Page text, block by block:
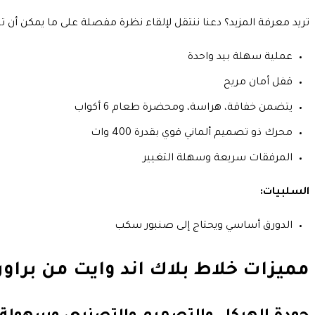
تريد معرفة المزيد؟ دعنا ننتقل لإلقاء نظرة مفصلة على ما يمكن أن
عملية سهلة بيد واحدة
قفل أمان مريح
يتضمن خفاقة، هراسة، ومحضرة طعام 6 أكواب
محرك ذو تصميم ألماني قوي بقدرة 400 وات
المرفقات سريعة وسهلة التغيير
السلبيات:
الدورق أساسي ويحتاج إلى صنبور سكب
مميزات خلاط بلاك اند وايت من